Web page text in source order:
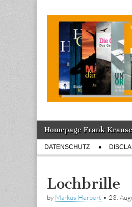
Main
menu
Skip
content
Homepage Frank Krause
Sub
menu
DATENSCHUTZ
Lochbrille
by Markus Herbert • 23.